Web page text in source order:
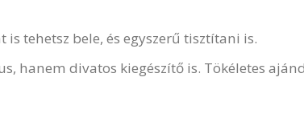
tehetsz bele, és egyszerű tisztítani is.
hanem divatos kiegészítő is. Tökéletes